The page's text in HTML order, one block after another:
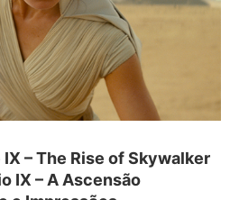
– The Rise of Skywalker
IX – A Ascensão